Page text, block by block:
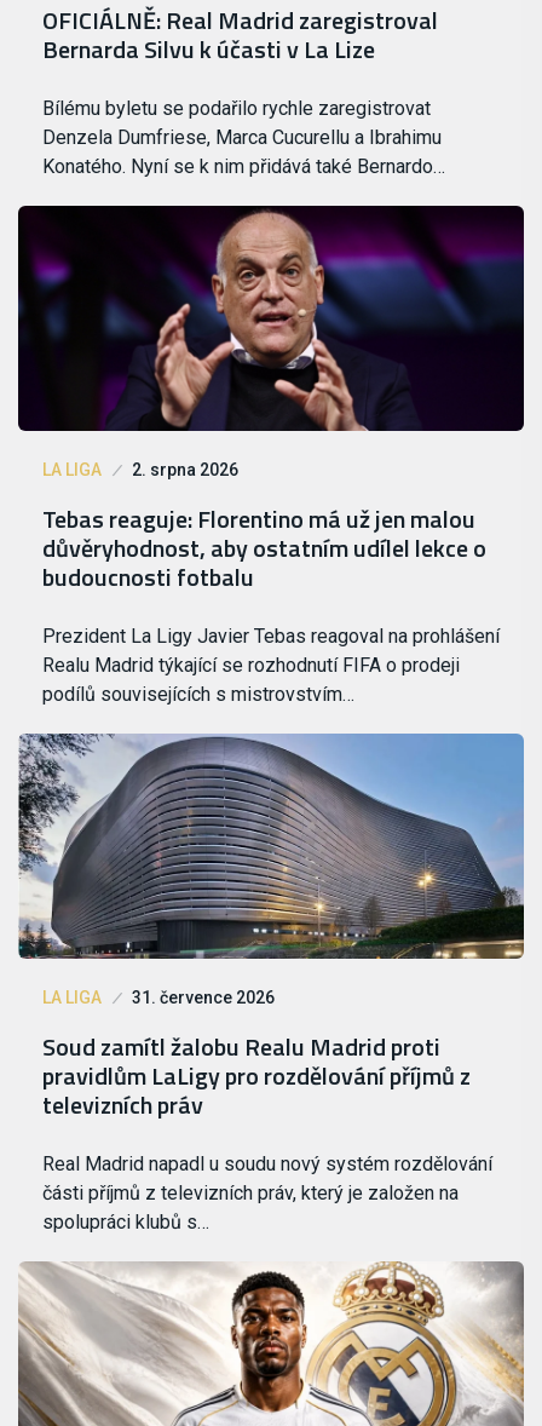
OFICIÁLNĚ: Real Madrid zaregistroval
Bernarda Silvu k účasti v La Lize
Bílému byletu se podařilo rychle zaregistrovat
Denzela Dumfriese, Marca Cucurellu a Ibrahimu
Konatého. Nyní se k nim přidává také Bernardo…
LA LIGA 2. srpna 2026
Tebas reaguje: Florentino má už jen malou
důvěryhodnost, aby ostatním udílel lekce o
budoucnosti fotbalu
Prezident La Ligy Javier Tebas reagoval na prohlášení
Realu Madrid týkající se rozhodnutí FIFA o prodeji
podílů souvisejících s mistrovstvím…
LA LIGA 31. července 2026
Soud zamítl žalobu Realu Madrid proti
pravidlům LaLigy pro rozdělování příjmů z
televizních práv
Real Madrid napadl u soudu nový systém rozdělování
části příjmů z televizních práv, který je založen na
spolupráci klubů s…